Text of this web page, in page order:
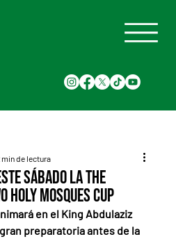
sábado la The
Holy Mosques Cup
min de lectura
en el King Abdulaziz
preparatoria antes de la